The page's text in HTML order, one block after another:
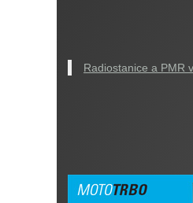
Radiostanice a PMR